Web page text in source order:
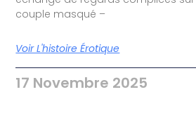
couple masqué –
Voir L'histoire Érotique
17 Novembre 2025